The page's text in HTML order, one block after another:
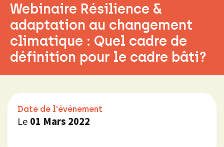
Webinaire Résilience &
adaptation au changement
climatique : Quel cadre de
définition pour le cadre bâti?
Date de l'événement
Le 01 Mars 2022